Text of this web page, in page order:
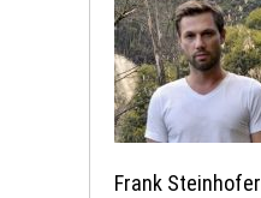
Frank Steinhofer